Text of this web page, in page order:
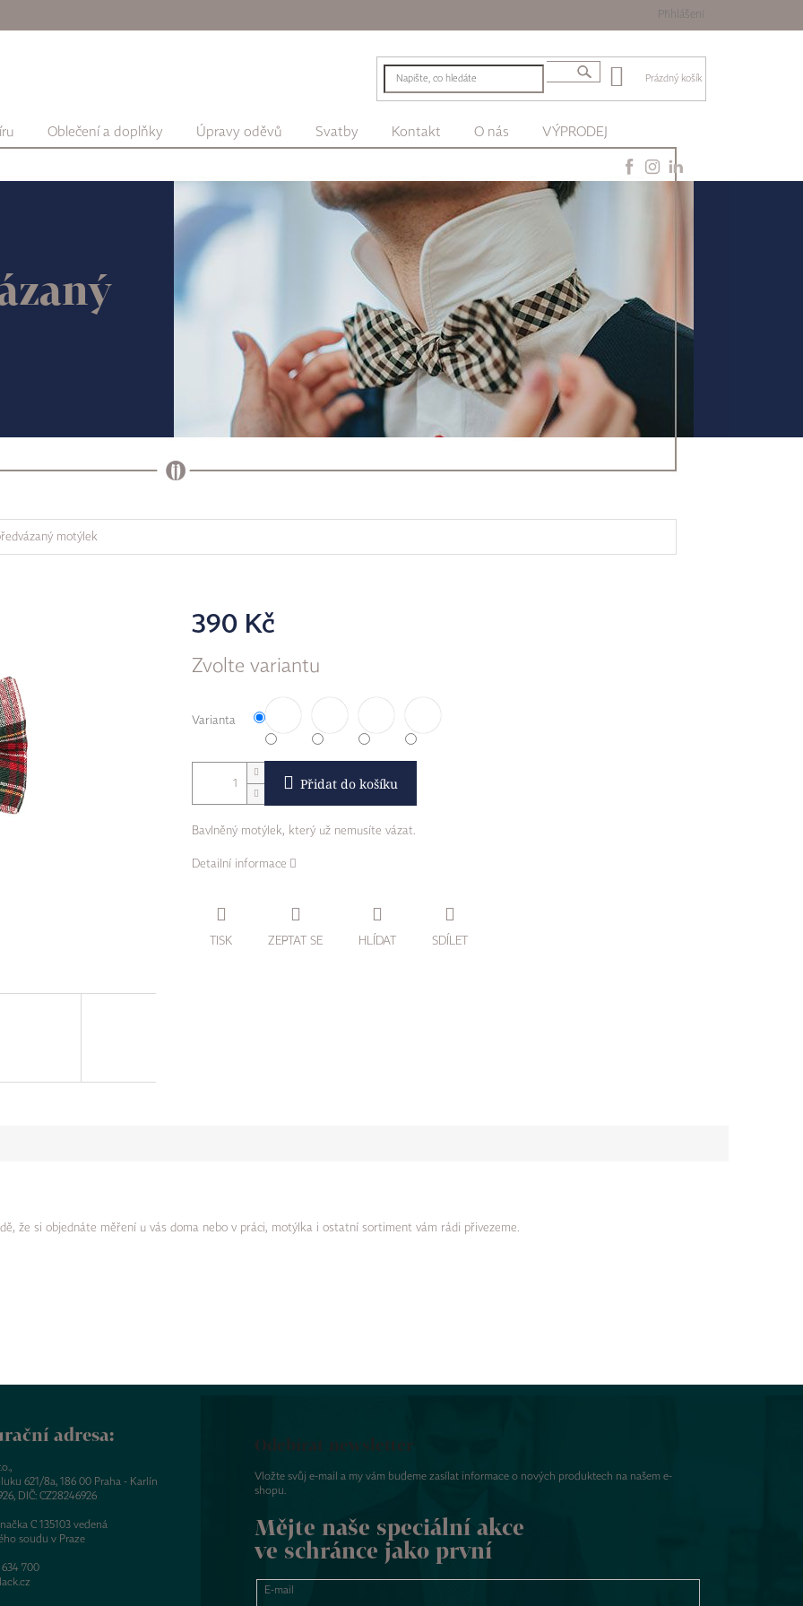
Přihlášení
Prázdný košík
Oblečení a doplňky Úpravy oděvů Svatby Kontakt O nás VÝPRODEJ
motýlek
390 Kč
cena:
Zvolte variantu
Varianta
Přidat do košíku
Bavlněný motýlek, který už nemusíte vázat.
Detailní informace
TISK ZEPTAT SE HLÍDAT SDÍLET
že si objednáte měření u vás doma nebo v práci, motýlka i ostatní sortiment vám rádi přivezeme.
adresa:
621/8a, 186 00 Praha - Karlín
DIČ: CZ28246926
C 135103 vedená
soudu v Praze
700
Odebírat newsletter
Vložte svůj e-mail a my vám budeme zasílat informace o nových produktech na našem e-
shopu.
Mějte naše speciální akce
ve schránce jako první
E-mail